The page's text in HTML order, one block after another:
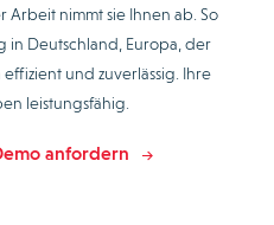
Arbeit nimmt sie Ihnen ab. So
in Deutschland, Europa, der
und zuverlässig. Ihre
leistungsfähig.
anfordern